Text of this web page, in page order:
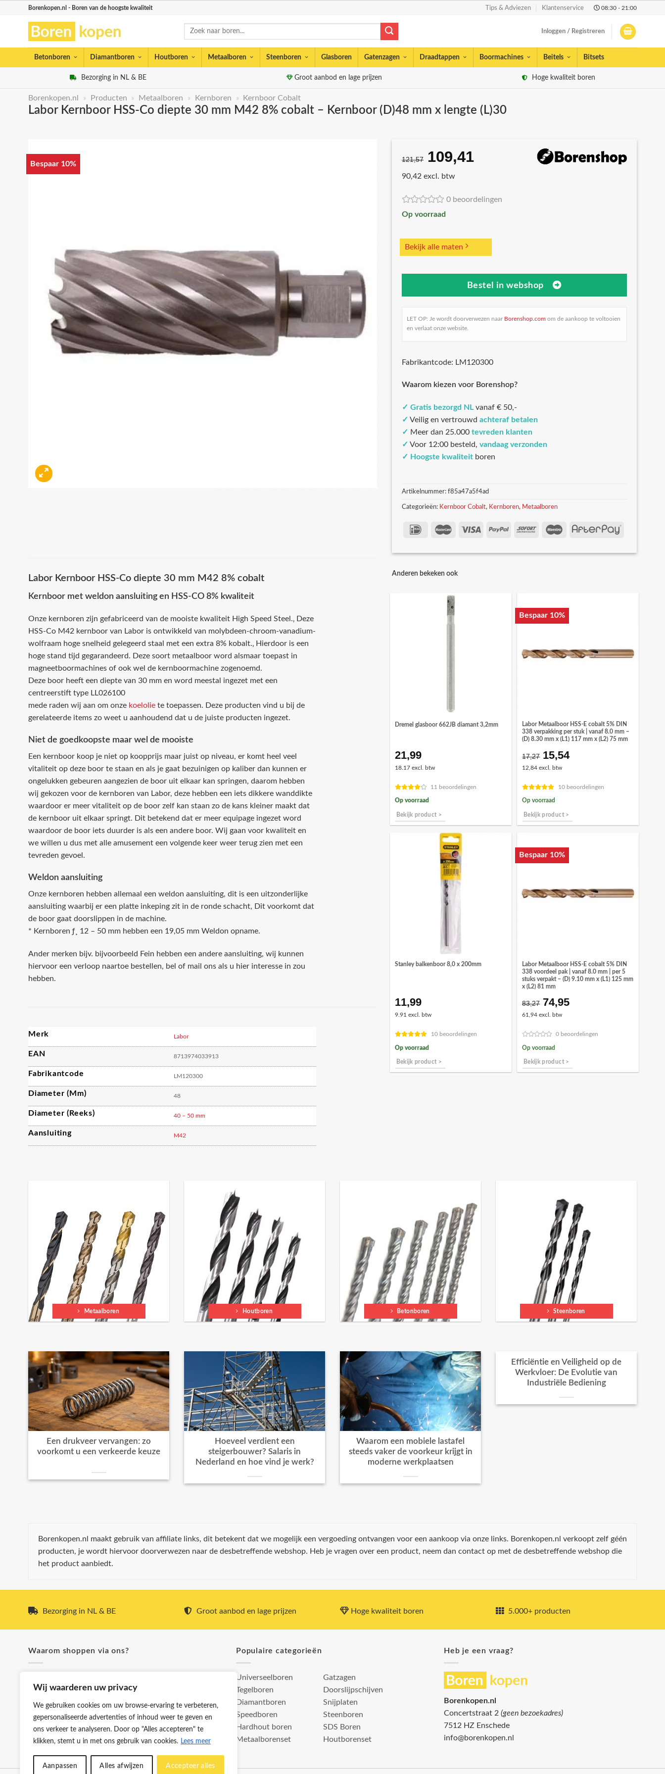
Wij waarderen uw privacy
We gebruiken cookies om uw browse-ervaring te verbeteren,
gepersonaliseerde advertenties of inhoud weer te geven en
ons verkeer te analyseren. Door op "Alles accepteren" te
klikken, stemt u in met ons gebruik van cookies. Lees meer
Aanpassen Alles afwijzen Accepteer alles
Borenkopen.nl - Boren van de hoogste kwaliteit Tips & Adviezen Klantenservice 08:30 - 21:00
Zoeken
Inloggen / Registreren
Betonboren Diamantboren Houtboren Metaalboren Steenboren Glasboren Gatenzagen Draadtappen Boormachines Beitels Bitsets
Bezorging in NL & BE Groot aanbod en lage prijzen Hoge kwaliteit boren
Borenkopen.nl » Producten » Metaalboren » Kernboren » Kernboor Cobalt
Labor Kernboor HSS-Co diepte 30 mm M42 8% cobalt – Kernboor (D)48 mm x lengte (L)30
Bespaar 10%
121,57
Oorspronkelijke
prijs
€121,57.
109,41
€109,41.
90,42 excl. btw
0 beoordelingen
Op voorraad
Bekijk alle maten
Bestel in webshop
LET OP: Je wordt doorverwezen naar Borenshop.com om de aankoop te voltooien
en verlaat onze website.
Fabrikantcode: LM120300
Waarom kiezen voor Borenshop?
✓ Gratis bezorgd NL vanaf € 50,-
✓ Veilig en vertrouwd achteraf betalen
✓ Meer dan 25.000 tevreden klanten
✓ Voor 12:00 besteld, vandaag verzonden
✓ Hoogste kwaliteit boren
Artikelnummer: f85a47a5f4ad
Categorieën: Kernboor Cobalt, Kernboren, Metaalboren
Labor Kernboor HSS-Co diepte 30 mm M42 8% cobalt
Kernboor met weldon aansluiting en HSS-CO 8% kwaliteit
Onze kernboren zijn gefabriceerd van de mooiste kwaliteit High Speed Steel.‚ Deze
HSS-Co M42 kernboor van Labor is ontwikkeld van molybdeen-chroom-vanadium-
wolfraam hoge snelheid gelegeerd staal met een extra 8% kobalt.‚ Hierdoor is een
hoge stand tijd gegarandeerd. Deze soort metaalboor word alsmaar toepast in
magneetboormachines of ook wel de kernboormachine zogenoemd.
Deze boor heeft een diepte van 30 mm en word meestal ingezet met een
centreerstift type LL026100
mede raden wij aan om onze koelolie te toepassen. Deze producten vind u bij de
gerelateerde items zo weet u aanhoudend dat u de juiste producten ingezet.
Niet de goedkoopste maar wel de mooiste
Een kernboor koop je niet op koopprijs maar juist op niveau, er komt heel veel
vitaliteit op deze boor te staan en als je gaat bezuinigen op kaliber dan kunnen er
ongelukken gebeuren aangezien de boor uit elkaar kan springen, daarom hebben
wij gekozen voor de kernboren van Labor, deze hebben een iets dikkere wanddikte
waardoor er meer vitaliteit op de boor zelf kan staan zo de kans kleiner maakt dat
de kernboor uit elkaar springt. Dit betekend dat er meer equipage ingezet word
waardoor de boor iets duurder is als een andere boor. Wij gaan voor kwaliteit en
we willen u dus met alle amusement een volgende keer weer terug zien met een
tevreden gevoel.
Weldon aansluiting
Onze kernboren hebben allemaal een weldon aansluiting, dit is een uitzonderlijke
aansluiting waarbij er een platte inkeping zit in de ronde schacht, Dit voorkomt dat
de boor gaat doorslippen in de machine.
* Kernboren ƒ¸ 12 – 50 mm hebben een 19,05 mm Weldon opname.
Ander merken bijv. bijvoorbeeld Fein hebben een andere aansluiting, wij kunnen
hiervoor een verloop naartoe bestellen, bel of mail ons als u hier interesse in zou
hebben.
Merk Labor
EAN 8713974033913
Fabrikantcode LM120300
Diameter (mm) 48
Diameter (reeks) 40 – 50 mm
Aansluiting M42
Anderen bekeken ook
Dremel glasboor 662JB diamant 3,2mm
21,99
18.17 excl. btw
11 beoordelingen
Op voorraad
Bekijk product >
Bespaar 10%
Labor Metaalboor HSS-E cobalt 5% DIN
338 verpakking per stuk | vanaf 8.0 mm –
(D) 8.30 mm x (L1) 117 mm x (L2) 75 mm
17,27 Oorspronkelijke
prijs
€17,27.
15,54Huidige
€15,54.
12,84 excl. btw
10 beoordelingen
Op voorraad
Bekijk product >
Stanley balkenboor 8,0 x 200mm
11,99
9.91 excl. btw
10 beoordelingen
Op voorraad
Bekijk product >
Bespaar 10%
Labor Metaalboor HSS-E cobalt 5% DIN
338 voordeel pak | vanaf 8.0 mm | per 5
stuks verpakt – (D) 9.10 mm x (L1) 125 mm
x (L2) 81 mm
83,27 Oorspronkelijke
prijs
€83,27.
74,95Huidige
€74,95.
61,94 excl. btw
0 beoordelingen
Op voorraad
Bekijk product >
Metaalboren Houtboren Betonboren Steenboren
Een drukveer vervangen: zo
voorkomt u een verkeerde keuze
Hoeveel verdient een
steigerbouwer? Salaris in
Nederland en hoe vind je werk?
Waarom een mobiele lastafel
steeds vaker de voorkeur krijgt in
moderne werkplaatsen
Efficiëntie en Veiligheid op de
Werkvloer: De Evolutie van
Industriële Bediening
Borenkopen.nl maakt gebruik van affiliate links, dit betekent dat we mogelijk een vergoeding ontvangen voor een aankoop via onze links. Borenkopen.nl verkoopt zelf géén
producten, je wordt hiervoor doorverwezen naar de desbetreffende webshop. Heb je vragen over een product, neem dan contact op met de desbetreffende webshop die
het product aanbiedt.
Bezorging in NL & BE Groot aanbod en lage prijzen Hoge kwaliteit boren 5.000+ producten
Waarom shoppen via ons?
✓ Hoge kwaliteit boren
✓ Klanttevredenheid staat voorop
✓ Groot aanbod en lage prijzen
✓ Meer dan 5.000 producten
✓ Bezorging in NL & BE
Populaire categorieën
Universeelboren
Tegelboren
Diamantboren
Speedboren
Hardhout boren
Metaalborenset
Gatzagen
Doorslijpschijven
Snijplaten
Steenboren
SDS Boren
Houtborenset
Heb je een vraag?
Borenkopen.nl
Concertstraat 2 (geen bezoekadres)
7512 HZ Enschede
info@borenkopen.nl